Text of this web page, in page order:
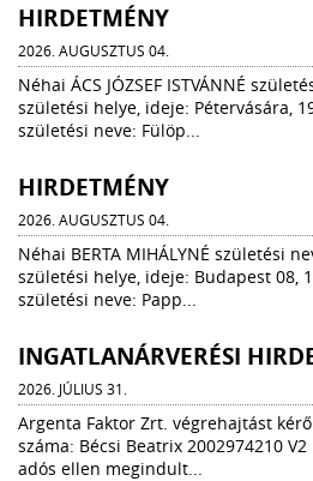
HIRDETMÉNY
2026. AUGUSZTUS 04.
Néhai ÁCS JÓZSEF ISTVÁNNÉ
születési helye, ideje: Pétervására,
születési neve: Fülöp...
HIRDETMÉNY
2026. AUGUSZTUS 04.
Néhai BERTA MIHÁLYNÉ születési
születési helye, ideje: Budapest 08,
születési neve: Papp...
INGATLANÁRVERÉSI
2026. JÚLIUS 31.
Argenta Faktor Zrt. végrehajtást
száma: Bécsi Beatrix 2002974210 V2
adós ellen megindult...